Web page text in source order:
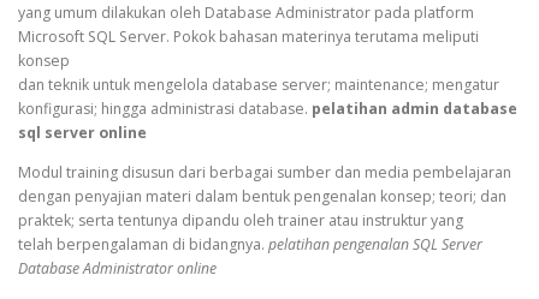
yang umum dilakukan oleh Database Administrator pada platform
Microsoft SQL Server. Pokok bahasan materinya terutama meliputi
konsep
dan teknik untuk mengelola database server; maintenance; mengatur
konfigurasi; hingga administrasi database. pelatihan admin database
sql server online
Modul training disusun dari berbagai sumber dan media pembelajaran
dengan penyajian materi dalam bentuk pengenalan konsep; teori; dan
praktek; serta tentunya dipandu oleh trainer atau instruktur yang
telah berpengalaman di bidangnya. pelatihan pengenalan SQL Server
Database Administrator online